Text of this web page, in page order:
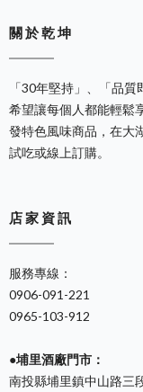
關 於 乾 坤
「30年堅持」、「品
希望讓每個人都能輕鬆
發特色風味商品，在大
試吃或線上訂購。
店 家 資 訊
服務專線：
0906-091-221
0965-103-912
●埔里酒廠門市：
南投縣埔里鎮中山路三